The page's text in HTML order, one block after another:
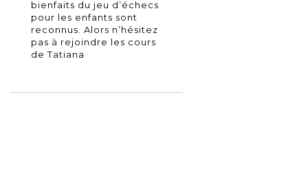
bienfaits du jeu d’échecs
pour les enfants sont
reconnus. Alors n’hésitez
pas à rejoindre les cours
de Tatiana